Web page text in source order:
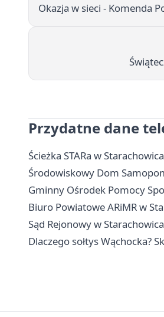
Okazja w sieci - Komenda
Przydatne dane
Ścieżka STARa w
Środowiskowy Dom
Gminny Ośrodek Pomocy
Biuro Powiatowe ARiMR w
Sąd Rejonowy w
Dlaczego sołtys Wąchocka?